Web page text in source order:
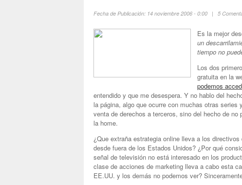
Fecha de Publicación: 14 noviembre 2006 - 0:00 | 5
Es la mejor
un
tiempo no
Los dos
gratuita en la
podemos
entendido y que me desespera. Y no hablo del
la página, algo que ocurre con muchas otras
venta de derechos a terceros, sino del hecho de
la home.
¿Que extraña estrategia online lleva a los
desde fuera de los Estados Unidos? ¿Por qué
señal de televisión no está interesado en los
clase de acciones de marketing lleva a cabo esta
EE.UU. y los demás no podemos ver?